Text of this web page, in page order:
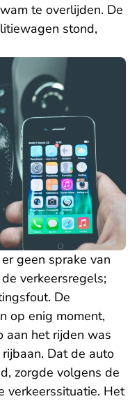
te overlijden. De
stond,
geen sprake van
verkeersregels;
De
op enig moment,
aan het rijden was
Dat de auto
zorgde volgens de
verkeerssituatie. Het